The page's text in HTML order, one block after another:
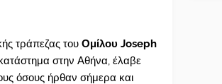
τράπεζας του Ομίλου Joseph
στην Αθήνα, έλαβε
όσους ήρθαν σήμερα και